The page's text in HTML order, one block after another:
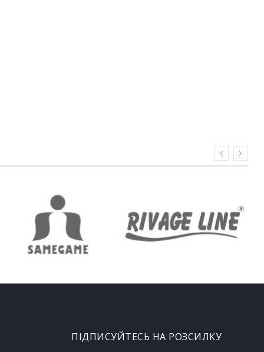
ПІДПИСУЙТЕСЬ НА РОЗСИЛКУ